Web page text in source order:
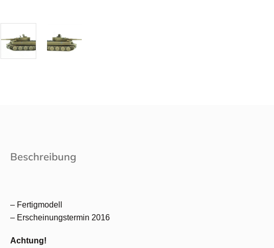
Beschreibung
– Fertigmodell
– Erscheinungstermin 2016
Achtung!